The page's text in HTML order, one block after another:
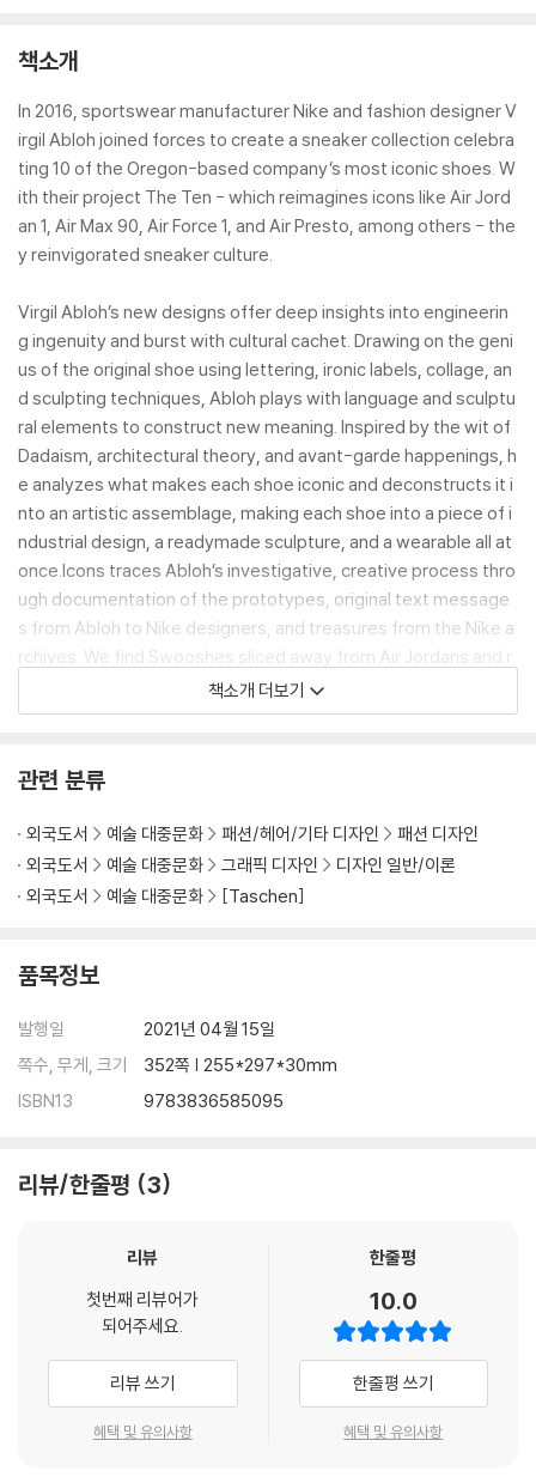
책소개
In 2016, sportswear manufacturer Nike and fashion designer V
irgil Abloh joined forces to create a sneaker collection celebra
ting 10 of the Oregon-based company’s most iconic shoes. W
ith their project The Ten - which reimagines icons like Air Jord
an 1, Air Max 90, Air Force 1, and Air Presto, among others - the
y reinvigorated sneaker culture.
Virgil Abloh’s new designs offer deep insights into engineerin
g ingenuity and burst with cultural cachet. Drawing on the geni
us of the original shoe using lettering, ironic labels, collage, an
d sculpting techniques, Abloh plays with language and sculptu
ral elements to construct new meaning. Inspired by the wit of
Dadaism, architectural theory, and avant-garde happenings, h
e analyzes what makes each shoe iconic and deconstructs it i
nto an artistic assemblage, making each shoe into a piece of i
ndustrial design, a readymade sculpture, and a wearable all at
once.Icons traces Abloh’s investigative, creative process thro
ugh documentation of the prototypes, original text message
s from Abloh to Nike designers, and treasures from the Nike a
rchives. We find Swooshes sliced away from Air Jordans and r
eapplied with tape or thread, Abloh’s typical text fragments in
quotation marks on Air Force 1, and All Stars cut into pieces. W
oach, which gives each model in the Off-WhiteTM c/o Nike col
The book documents Abloh’s cooperative way of working and
reaffirms the power of print. For its design Nike and Abloh part
parts catalog and conceptual toolbox. The first part of the bo
second part defines the key people, places, objects, ideas, m
aterials, and scenes from which the project grew. Texts by Ni
d by Hiroshi Fujiwara places the project within the historical co
ntinuum of Nike collaborators.
하이퍼 오브젝트로서의 스니커즈
나이키와 버질 아블로가 스니커즈 역사에 남을 10가지 아이콘으로
2016년, 스포츠웨어 제조사 나이키와 패션 디자이너 버질 아블로가 본사
에서 가장 상징적인 대표 모델 10점을 기념하는 스니커즈 컬렉션의 협업
책소개 더보기
관련 분류
외국도서 예술 대중문화 패션/헤어/기타 디자인
패션 디자인
외국도서
예술 대중문화 그래픽 디자인
디자인 일반/이론
외국도서
예술 대중문화 [Taschen]
품목정보
발행일
2021년 04월 15일
쪽수, 무게, 크기
352쪽 | 255*297*30mm
ISBN13
9783836585095
리뷰/한줄평 3
리뷰
첫번째 리뷰어가
되어주세요.
리뷰 쓰기
혜택 및 유의사항
한줄평
10.0
한줄평 쓰기
혜택 및 유의사항